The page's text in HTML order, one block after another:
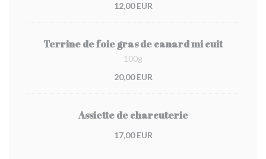
12,00 EUR
Terrine de foie gras de canard mi cuit
100g
20,00 EUR
Assiette de charcuterie
17,00 EUR